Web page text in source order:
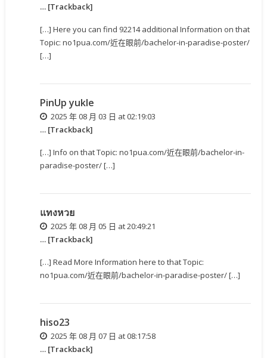
… [Trackback]
[…] Here you can find 92214 additional Information on that
Topic: no1pua.com/近在眼前/bachelor-in-paradise-poster/
[…]
PinUp yukle
2025 年 08 月 03 日 at 02:19:03
… [Trackback]
[…] Info on that Topic: no1pua.com/近在眼前/bachelor-in-
paradise-poster/ […]
แทงหวย
2025 年 08 月 05 日 at 20:49:21
… [Trackback]
[…] Read More Information here to that Topic:
no1pua.com/近在眼前/bachelor-in-paradise-poster/ […]
hiso23
2025 年 08 月 07 日 at 08:17:58
… [Trackback]